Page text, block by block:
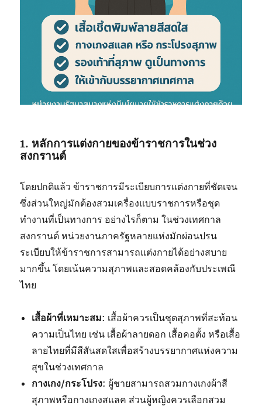
1. หลักการแต่งกายของข้าราชการในช่วง
สงกรานต์
โดยปกติแล้ว ข้าราชการมีระเบียบการแต่งกายที่ชัดเจน
ซึ่งส่วนใหญ่มักต้องสวมเครื่องแบบราชการหรือชุด
ทำงานที่เป็นทางการ อย่างไรก็ตาม ในช่วงเทศกาล
สงกรานต์ หน่วยงานภาครัฐหลายแห่งมักผ่อนปรน
ระเบียบให้ข้าราชการสามารถแต่งกายได้อย่างสบาย
มากขึ้น โดยเน้นความสุภาพและสอดคล้องกับประเพณี
ไทย
เสื้อผ้าที่เหมาะสม: เสื้อผ้าควรเป็นชุดสุภาพที่สะท้อน
ความเป็นไทย เช่น เสื้อผ้าลายดอก เสื้อคอตั้ง หรือเสื้อ
ลายไทยที่มีสีสันสดใสเพื่อสร้างบรรยากาศแห่งความ
สุขในช่วงเทศกาล
กางเกง/กระโปรง: ผู้ชายสามารถสวมกางเกงผ้าสี
สุภาพหรือกางเกงสแลค ส่วนผู้หญิงควรเลือกสวม